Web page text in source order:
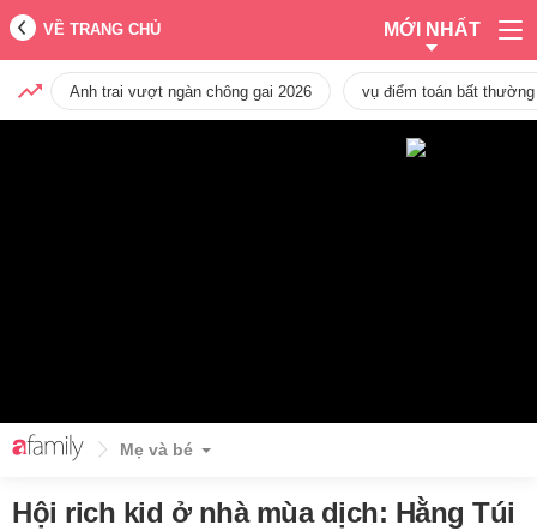
VỀ TRANG CHỦ MỚI NHẤT
Anh trai vượt ngàn chông gai 2026 vụ điểm toán bất
Mẹ và bé
Hội rich kid ở nhà mùa dịch: Hằng Túi